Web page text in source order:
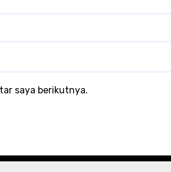
saya berikutnya.